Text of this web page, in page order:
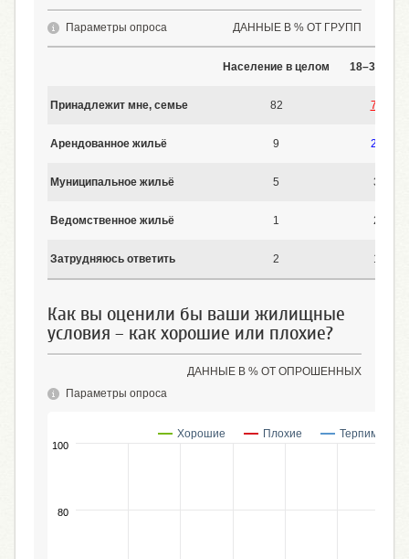
ДАННЫЕ В % ОТ ГРУПП
Параметры опроса
Население в целом 18–30 лет
Принадлежит мне, семье 82 72
Арендованное жильё 9 22
Муниципальное жильё 5 3
Ведомственное жильё 1 2
Затрудняюсь ответить 2 1
Как вы оценили бы ваши жилищные
условия – как хорошие или плохие?
ДАННЫЕ В % ОТ ОПРОШЕННЫХ
Параметры опроса
Хорошие Плохие Терпимые
80
100